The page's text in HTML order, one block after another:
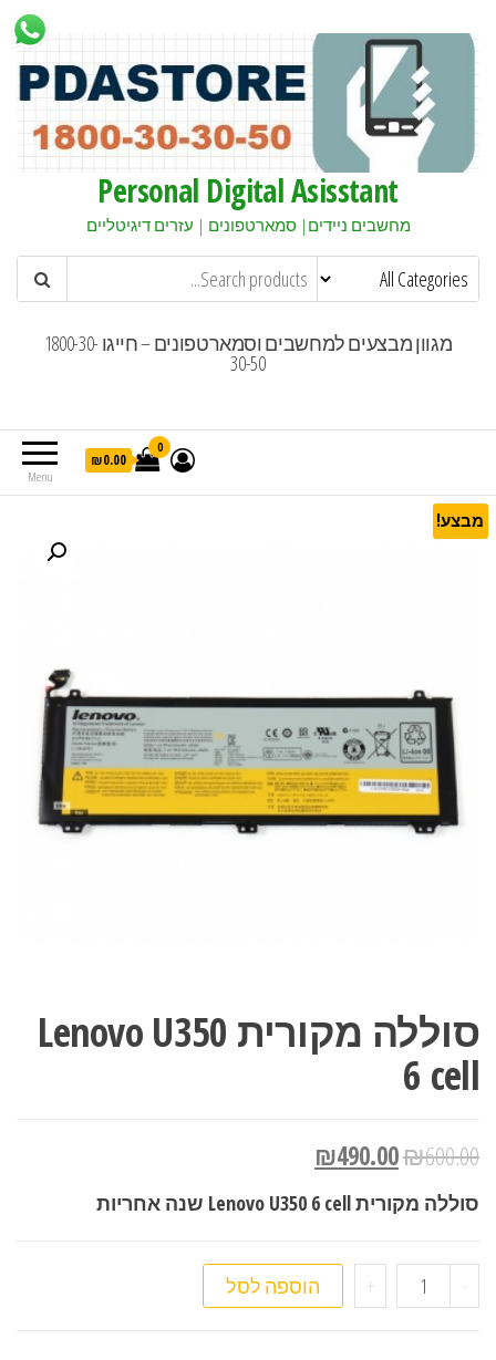
Personal Digital Asisstant
מחשבים ניידים| סמארטפונים | עזרים דיגיטליים
מגוון מבצעים למחשבים וסמארטפונים – חייגו 1800-30-
30-50
Menu
0
₪0.00
מבצע!
סוללה מקורית Lenovo U350
6 cell
₪600.00
₪490.00
סוללה מקורית Lenovo U350 6 cell שנה אחריות
- כמות של סוללה מקורית Lenovo U350 6 cell
+ הוספה לסל